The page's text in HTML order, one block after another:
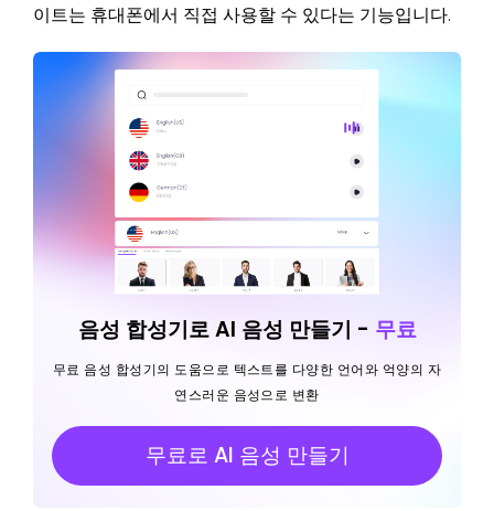
이트는 휴대폰에서 직접 사용할 수 있다는 기능입니다.
음성 합성기로 AI 음성 만들기 - 무료
무료 음성 합성기의 도움으로 텍스트를 다양한 언어와 억양의 자
연스러운 음성으로 변환
무료로 AI 음성 만들기